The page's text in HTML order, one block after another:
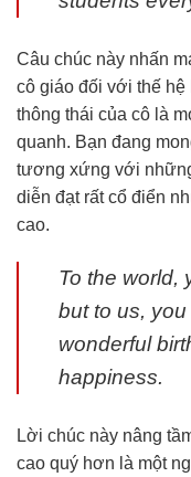
Câu chúc này nhấn
cô giáo đối với thế
thông thái của cô là
quanh. Bạn đang
tương xứng với
diễn đạt rất cổ điển
cao.
To the world,
but to us,
wonderful
happiness.
Lời chúc này nâng
cao quý hơn là một